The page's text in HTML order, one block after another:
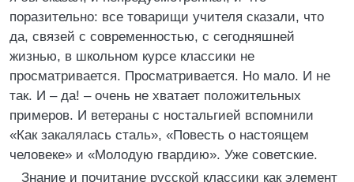
поразительно: все товарищи учителя сказали, что
да, связей с современностью, с сегодняшней
жизнью, в школьном курсе классики не
просматривается. Просматривается. Но мало. И не
так. И – да! – очень не хватает положительных
примеров. И ветераны с ностальгией вспомнили
«Как закалялась сталь», «Повесть о настоящем
человеке» и «Молодую гвардию». Уже советские.
Знание и почитание русской классики как элемент